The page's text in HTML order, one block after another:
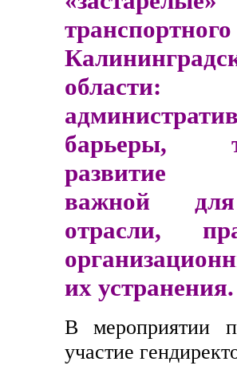
области:
барьеры,
развитие
важной
отрасли,
их устранения.
В мероприятии
участие